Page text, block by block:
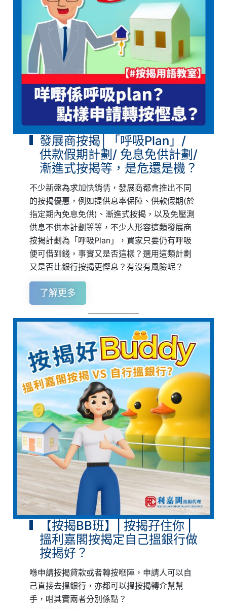
發展商按揭│「呼吸Plan」/
供款假期計劃/ 免息免供計劃/
漸進式按揭等，是危還是機？
不少新盤為求加快銷情，發展商都會推出不同
的按揭優惠，例如提供息率保障、供款假期(於
指定期內免息免供)、漸進式按揭，以及免壓測
供息不供本計劃等等，不少人形容這類發展商
按揭計劃為「呼吸Plan」，買家只要仍有呼吸
便可借到錢，事實又是否這樣？選用這類計劃
又是否比銀行按揭更慳息？有沒有風險呢？
了解更多
【按揭BB班】| 按揭孖住你 |
搵利嘉閣按揭定自己搵銀行做
按揭好？
喺申請按揭貸款或者轉按嗰陣，申請人可以自
己直接去搵銀行，亦都可以搵按揭轉介幫幫
手，咁其實兩者分別係點？